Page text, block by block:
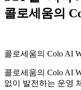
콜로세움의
콜로세움의 Colo AI
콜로세움의 Colo AI
없이 발전하는 운영